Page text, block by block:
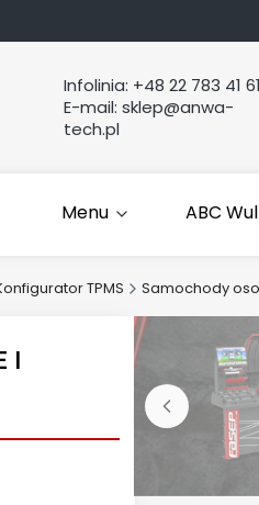
Infolinia: +48 22 783 41 61
E-mail: sklep@anwa-
tech.pl
Menu ABC
TPMS Samochody
I